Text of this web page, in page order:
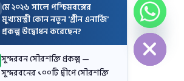
মে ২০২৬ সালে পশ্চিমবঙ্গের
মুখ্যমন্ত্রী কোন নতুন 'গ্রীন এনার্জি'
প্রকল্প উদ্বোধন করেছেন?
সুন্দরবন সৌরশক্তি প্রকল্প —
সুন্দরবনের ১০০টি দ্বীপে সৌরশক্তি
Hide
chaty